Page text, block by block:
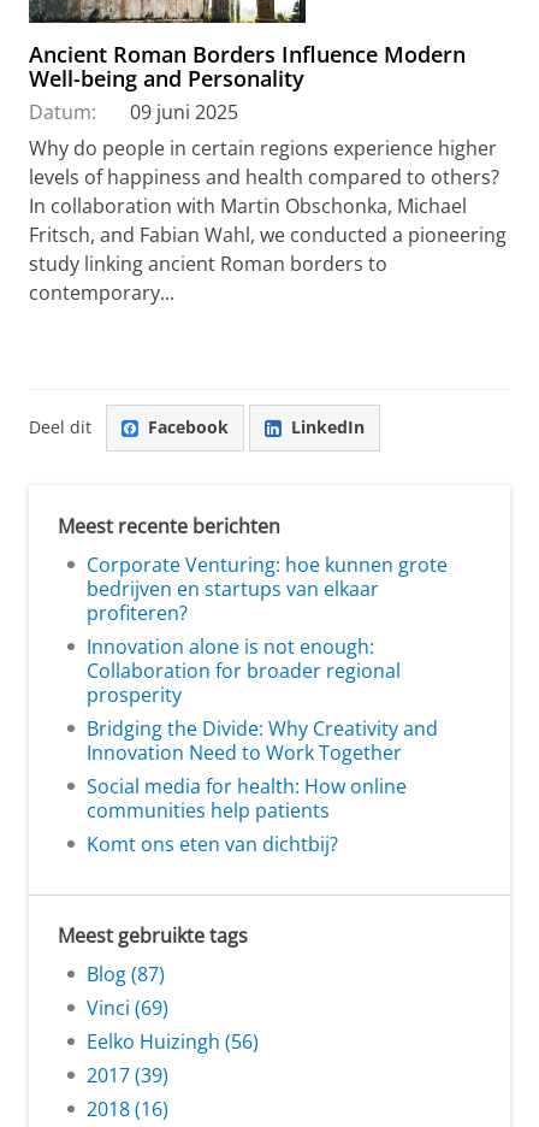
Ancient Roman Borders Influence Modern
Well-being and Personality
Datum:
09 juni 2025
Why do people in certain regions experience higher
levels of happiness and health compared to others?
In collaboration with Martin Obschonka, Michael
Fritsch, and Fabian Wahl, we conducted a pioneering
study linking ancient Roman borders to
contemporary...
Deel dit Facebook LinkedIn
Meest recente berichten
Corporate Venturing: hoe kunnen grote
bedrijven en startups van elkaar
profiteren?
Innovation alone is not enough:
Collaboration for broader regional
prosperity
Bridging the Divide: Why Creativity and
Innovation Need to Work Together
Social media for health: How online
communities help patients
Komt ons eten van dichtbij?
Meest gebruikte tags
Blog (87)
Vinci (69)
Eelko Huizingh (56)
2017 (39)
2018 (16)